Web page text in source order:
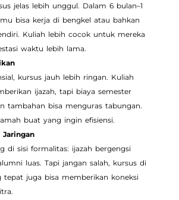
jelas lebih unggul. Dalam 6 bulan–1
bisa kerja di bengkel atau bahkan
Kuliah lebih cocok untuk mereka
waktu lebih lama.
kursus jauh lebih ringan. Kuliah
ijazah, tapi biaya semester
tambahan bisa menguras tabungan.
buat yang ingin efisiensi.
di sisi formalitas: ijazah bergengsi
luas. Tapi jangan salah, kursus di
tepat juga bisa memberikan koneksi